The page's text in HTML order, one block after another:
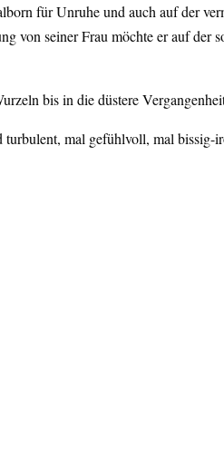
für Unruhe und auch auf der
von seiner Frau möchte er auf
bis in die düstere
mal gefühlvoll, mal